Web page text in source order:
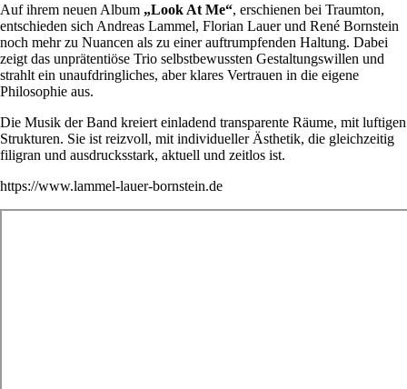
Auf ihrem neuen Album „Look At Me“, erschienen bei Traumton,
entschieden sich Andreas Lammel, Florian Lauer und René Bornstein
noch mehr zu Nuancen als zu einer auftrumpfenden Haltung. Dabei
zeigt das unprätentiöse Trio selbstbewussten Gestaltungswillen und
strahlt ein unaufdringliches, aber klares Vertrauen in die eigene
Philosophie aus.
Die Musik der Band kreiert einladend transparente Räume, mit luftigen
Strukturen. Sie ist reizvoll, mit individueller Ästhetik, die gleichzeitig
filigran und ausdrucksstark, aktuell und zeitlos ist.
https://www.lammel-lauer-bornstein.de